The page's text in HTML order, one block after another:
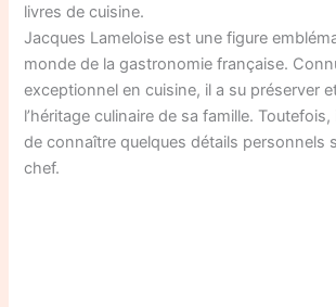
livres de cuisine.
Jacques Lameloise est une figure
monde de la gastronomie française.
exceptionnel en cuisine, il a su préserver
l’héritage culinaire de sa famille.
de connaître quelques détails personnels
chef.